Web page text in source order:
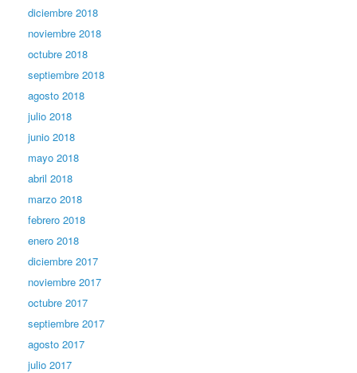
diciembre 2018
noviembre 2018
octubre 2018
septiembre 2018
agosto 2018
julio 2018
junio 2018
mayo 2018
abril 2018
marzo 2018
febrero 2018
enero 2018
diciembre 2017
noviembre 2017
octubre 2017
septiembre 2017
agosto 2017
julio 2017